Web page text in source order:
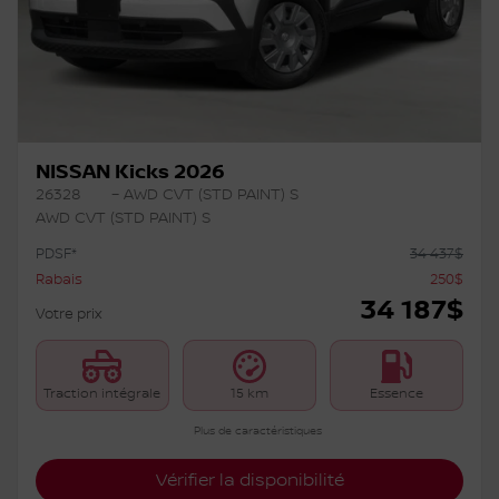
NISSAN Kicks 2026
26328
– AWD CVT (STD PAINT) S
AWD CVT (STD PAINT) S
PDSF*
34 437$
Rabais
250$
Votre prix
34 187$
Traction intégrale 15 km Essence
Plus de caractéristiques
Vérifier la disponibilité